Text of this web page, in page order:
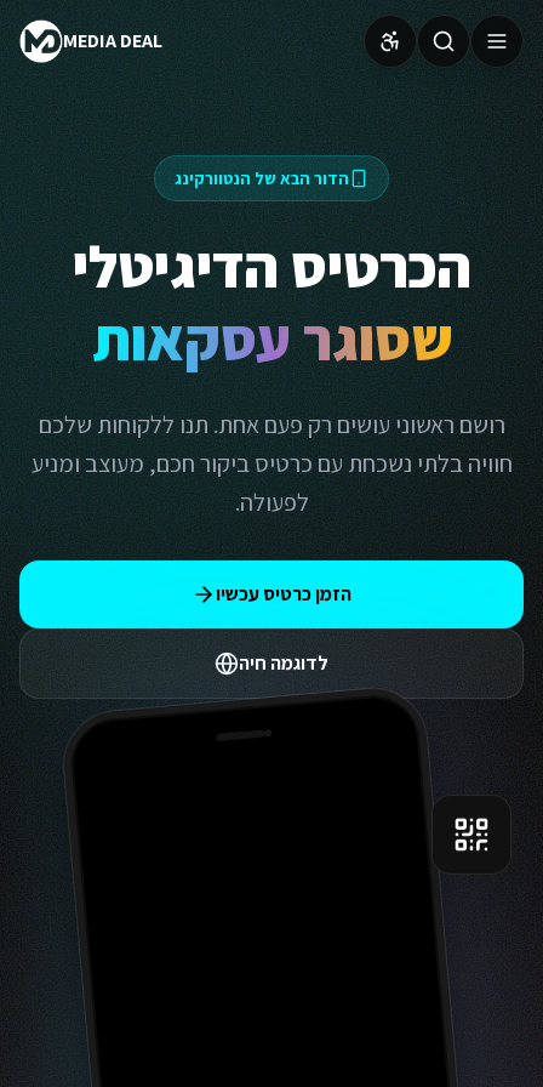
MEDIA DEAL
הדור הבא של הנטוורקינג
הכרטיס הדיגיטלי
שסוגר עסקאות
רושם ראשוני עושים רק פעם אחת. תנו ללקוחות שלכם
חוויה בלתי נשכחת עם כרטיס ביקור חכם, מעוצב ומניע
לפעולה.
הזמן כרטיס עכשיו
לדוגמה חיה